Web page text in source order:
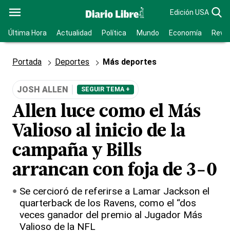
Edición USA
Última Hora Actualidad Política Mundo Economía
Portada Deportes Más deportes
JOSH ALLEN SEGUIR TEMA +
Allen luce como el Más
Valioso al inicio de la
campaña y Bills
arrancan con foja de 3-0
Se cercioró de referirse a Lamar Jackson el
quarterback de los Ravens, como el “dos
veces ganador del premio al Jugador Más
Valioso de la NFL